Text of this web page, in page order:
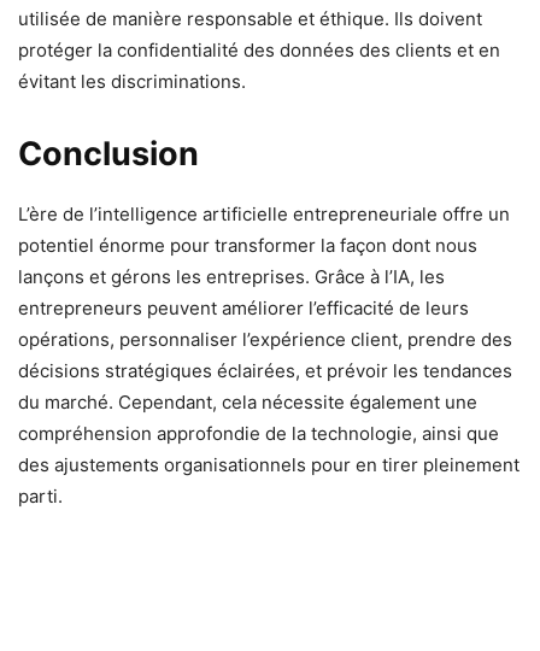
utilisée de manière responsable et éthique. Ils doivent
protéger la confidentialité des données des clients et en
évitant les discriminations.
Conclusion
L’ère de l’intelligence artificielle entrepreneuriale offre un
potentiel énorme pour transformer la façon dont nous
lançons et gérons les entreprises. Grâce à l’IA, les
entrepreneurs peuvent améliorer l’efficacité de leurs
opérations, personnaliser l’expérience client, prendre des
décisions stratégiques éclairées, et prévoir les tendances
du marché. Cependant, cela nécessite également une
compréhension approfondie de la technologie, ainsi que
des ajustements organisationnels pour en tirer pleinement
parti.